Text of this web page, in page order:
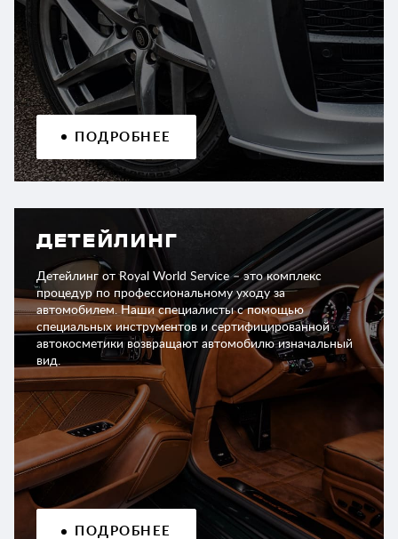
ПОДРОБНЕЕ
ДЕТЕЙЛИНГ
Детейлинг от Royal World Service – это комплекс
процедур по профессиональному уходу за
автомобилем. Наши специалисты с помощью
специальных инструментов и сертифицированной
автокосметики возвращают автомобилю изначальный
вид.
ПОДРОБНЕЕ